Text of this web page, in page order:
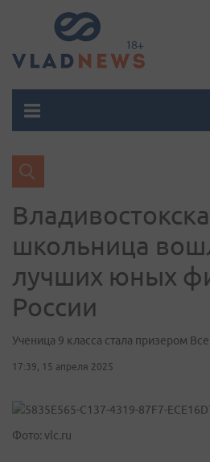
школьница
лучших юных
России
Ученица 9 класса стала призером
17:39, 15 апреля 2025
Фото: vlc.ru